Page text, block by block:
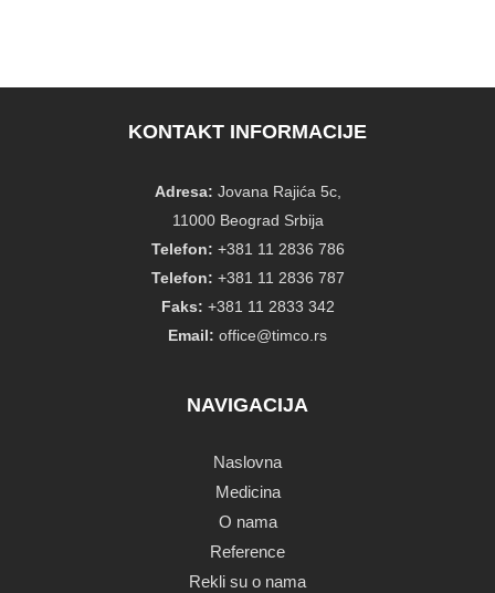
KONTAKT INFORMACIJE
Adresa: Jovana Rajića 5c,
11000 Beograd Srbija
Telefon: +381 11 2836 786
Telefon: +381 11 2836 787
Faks: +381 11 2833 342
Email: office@timco.rs
NAVIGACIJA
Naslovna
Medicina
O nama
Reference
Rekli su o nama